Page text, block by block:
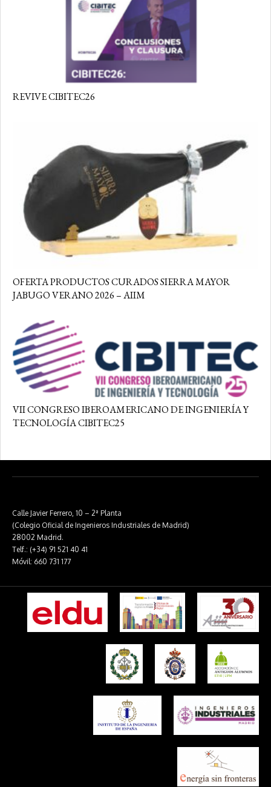
REVIVE CIBITEC26
OFERTA PRODUCTOS CURADOS SIERRA MAYOR
JABUGO VERANO 2026 – AIIM
VII CONGRESO IBEROAMERICANO DE INGENIERÍA Y
TECNOLOGÍA CIBITEC25
Calle Javier Ferrero, 10 – 2ª Planta
(Colegio Oficial de Ingenieros Industriales de Madrid)
28002 Madrid.
Telf.: (+34) 91 521 40 41
Móvil: 660 731 177